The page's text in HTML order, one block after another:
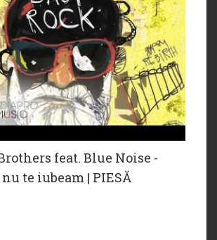
feat. Blue Noise -
te iubeam | PIESĂ